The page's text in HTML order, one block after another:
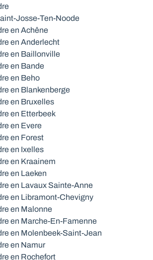
Josse-Ten-Noode
en Achêne
en Anderlecht
en Baillonville
en Bande
en Beho
en Blankenberge
en Bruxelles
en Etterbeek
en Evere
en Forest
en Ixelles
en Kraainem
en Laeken
en Lavaux Sainte-Anne
en Libramont-Chevigny
en Malonne
en Marche-En-Famenne
en Molenbeek-Saint-Jean
en Namur
en Rochefort